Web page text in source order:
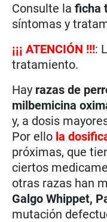
Consulte laficha
síntomas y
¡¡¡ATENCIÓN !!!:
tratamiento.
Hay razas de
milbemicina
y, a dosis
Por ello la
próximas, que
ciertos
otras razas han
Galgo Whippet,
mutación